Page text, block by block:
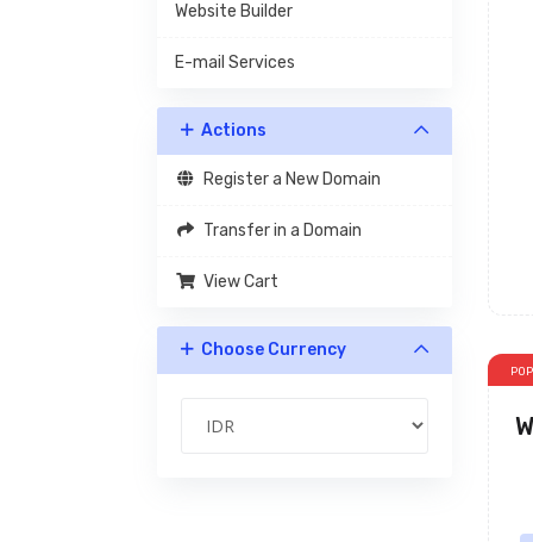
Website Builder
E-mail Services
Actions
Register a New Domain
Transfer in a Domain
View Cart
Choose Currency